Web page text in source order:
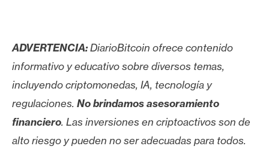
ADVERTENCIA:DiarioBitcoin ofrece contenido
informativo y educativo sobre diversos temas,
incluyendo criptomonedas, IA, tecnología y
regulaciones. No brindamos asesoramiento
financiero. Las inversiones en criptoactivos son de
alto riesgo y pueden no ser adecuadas para todos.